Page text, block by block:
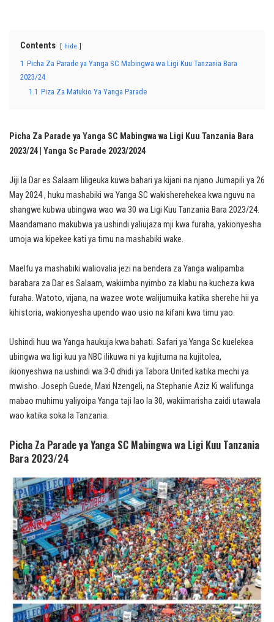
Contents hide
1 Picha Za Parade ya Yanga SC Mabingwa wa Ligi Kuu Tanzania Bara
2023/24
1.1 Piza Za Matukio Ya Yanga Parade
Picha Za Parade ya Yanga SC Mabingwa wa Ligi Kuu Tanzania Bara
2023/24 | Yanga Sc Parade 2023/2024
Jiji la Dar es Salaam liligeuka kuwa bahari ya kijani na njano Jumapili ya 26
May 2024 , huku mashabiki wa Yanga SC wakisherehekea kwa nguvu na
shangwe kubwa ubingwa wao wa 30 wa Ligi Kuu Tanzania Bara 2023/24.
Maandamano makubwa ya ushindi yaliujaza mji kwa furaha, yakionyesha
umoja wa kipekee kati ya timu na mashabiki wake.
Maelfu ya mashabiki waliovalia jezi na bendera za Yanga walipamba
barabara za Dar es Salaam, wakiimba nyimbo za klabu na kucheza kwa
furaha. Watoto, vijana, na wazee wote walijumuika katika sherehe hii ya
kihistoria, wakionyesha upendo wao usio na kifani kwa timu yao.
Ushindi huu wa Yanga haukuja kwa bahati. Safari ya Yanga Sc kuelekea
ubingwa wa ligi kuu ya NBC ilikuwa ni ya kujituma na kujitolea,
ikionyeshwa na ushindi wa 3-0 dhidi ya Tabora United katika mechi ya
mwisho. Joseph Guede, Maxi Nzengeli, na Stephanie Aziz Ki walifunga
mabao muhimu yaliyoipa Yanga taji lao la 30, wakiimarisha zaidi utawala
wao katika soka la Tanzania.
Picha Za Parade ya Yanga SC Mabingwa wa Ligi Kuu Tanzania
Bara 2023/24